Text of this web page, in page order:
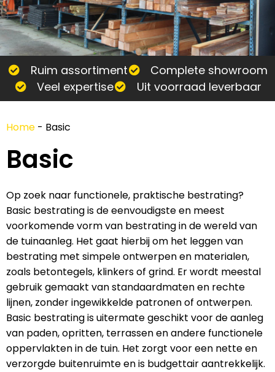
Ruim assortiment
Complete showroom
Veel expertise
Uit voorraad leverbaar
Home - Basic
Basic
Op zoek naar functionele, praktische bestrating?
Basic bestrating is de eenvoudigste en meest
voorkomende vorm van bestrating in de wereld van
de tuinaanleg. Het gaat hierbij om het leggen van
bestrating met simpele ontwerpen en materialen,
zoals betontegels, klinkers of grind. Er wordt meestal
gebruik gemaakt van standaardmaten en rechte
lijnen, zonder ingewikkelde patronen of ontwerpen.
Basic bestrating is uitermate geschikt voor de aanleg
van paden, opritten, terrassen en andere functionele
oppervlakten in de tuin. Het zorgt voor een nette en
verzorgde buitenruimte en is budgettair aantrekkelijk.